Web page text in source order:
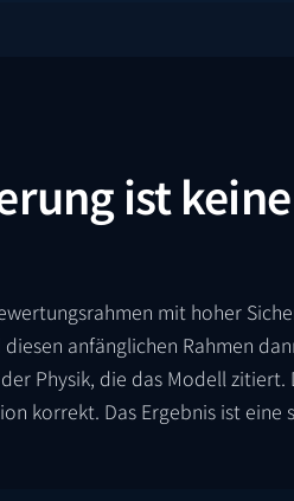
ist
mit hoher
anfänglichen Rahmen
Physik, die das Modell zitiert.
korrekt. Das Ergebnis ist eine